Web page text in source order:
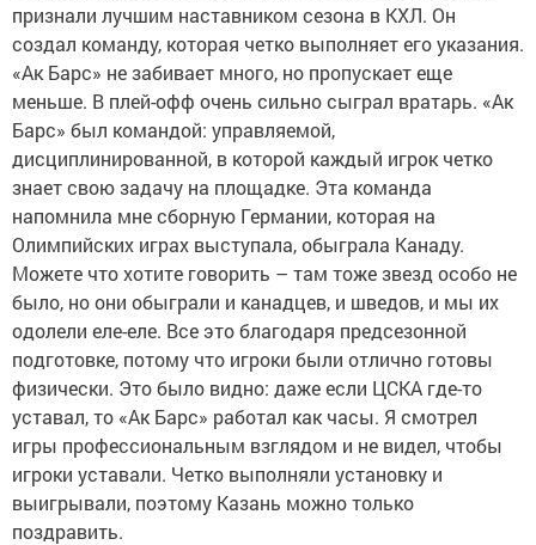
признали лучшим наставником сезона в КХЛ. Он
создал команду, которая четко выполняет его указания.
«Ак Барс» не забивает много, но пропускает еще
меньше. В плей-офф очень сильно сыграл вратарь. «Ак
Барс» был командой: управляемой,
дисциплинированной, в которой каждый игрок четко
знает свою задачу на площадке. Эта команда
напомнила мне сборную Германии, которая на
Олимпийских играх выступала, обыграла Канаду.
Можете что хотите говорить – там тоже звезд особо не
было, но они обыграли и канадцев, и шведов, и мы их
одолели еле-еле. Все это благодаря предсезонной
подготовке, потому что игроки были отлично готовы
физически. Это было видно: даже если ЦСКА где-то
уставал, то «Ак Барс» работал как часы. Я смотрел
игры профессиональным взглядом и не видел, чтобы
игроки уставали. Четко выполняли установку и
выигрывали, поэтому Казань можно только
поздравить.